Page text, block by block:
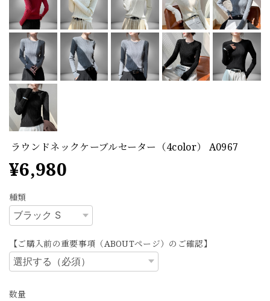
ラウンドネックケーブルセーター（4color） A0967
¥6,980
種類
【ご購入前の重要事項（ABOUTページ）のご確認】
数量